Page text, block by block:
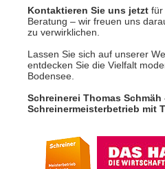
Kontaktieren Sie uns jetzt für
Beratung – wir freuen uns
zu verwirklichen.
Lassen Sie sich auf unserer
entdecken Sie die Vielfalt
Bodensee.
Schreinerei Thomas Schmäh
Schreinermeisterbetrieb mit